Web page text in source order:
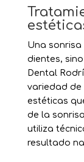
Una
dientes,
Dental
variedad de
estéticas
de la
utiliza
resultado